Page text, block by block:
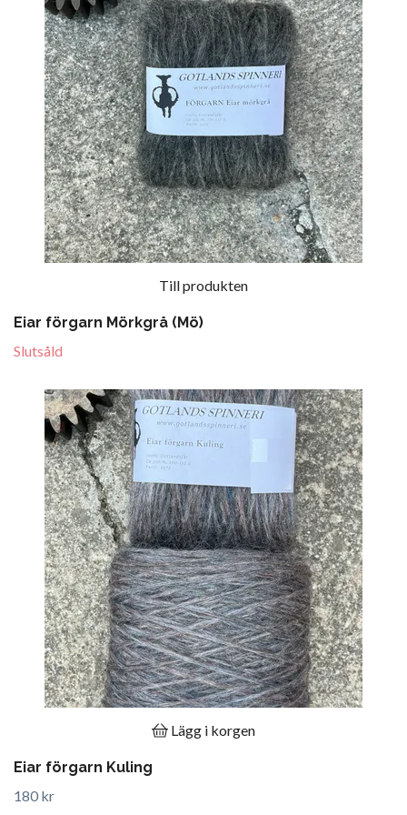
Till produkten
Eiar förgarn Mörkgrå (Mö)
Slutsåld
Lägg i korgen
Eiar förgarn Kuling
180 kr